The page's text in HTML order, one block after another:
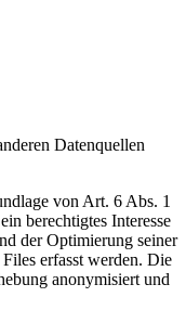
Datenquellen
von Art. 6 Abs. 1
berechtigtes Interesse
der Optimierung seiner
erfasst werden. Die
anonymisiert und